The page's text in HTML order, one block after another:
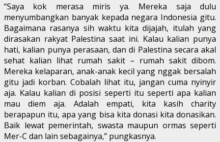
“Saya kok merasa miris ya. Mereka saja dulu
menyumbangkan banyak kepada negara Indonesia gitu.
Bagaimana rasanya sih waktu kita dijajah, itulah yang
dirasakan rakyat Palestina saat ini. Kalau kalian punya
hati, kalian punya perasaan, dan di Palestina secara akal
sehat kalian lihat rumah sakit – rumah sakit dibom.
Mereka kelaparan, anak-anak kecil yang nggak bersalah
gitu jadi korban. Cobalah lihat itu, jangan cuma nyinyir
aja. Kalau kalian di posisi seperti itu seperti apa kalian
mau diem aja. Adalah empati, kita kasih charity
berapapun itu, apa yang bisa kita donasi kita donasikan.
Baik lewat pemerintah, swasta maupun ormas seperti
Mer-C dan lain sebagainya,” pungkasnya.